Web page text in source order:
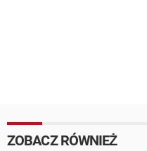
ZOBACZ RÓWNIEŻ